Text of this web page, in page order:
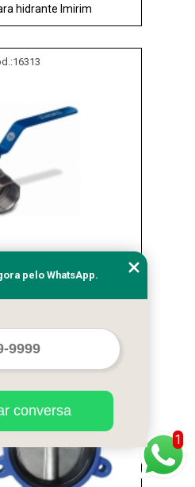
hidrante Imirim
16313
irrigação Itaim Bibi
16314
1
pelo WhatsApp.
conversa